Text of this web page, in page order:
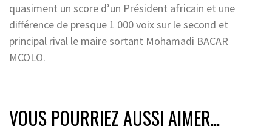
quasiment un score d’un Président africain et une
différence de presque 1 000 voix sur le second et
principal rival le maire sortant Mohamadi BACAR
MCOLO.
VOUS POURRIEZ AUSSI AIMER...